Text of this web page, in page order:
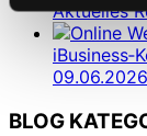
Aktuelles
09.06.2026
BLOG